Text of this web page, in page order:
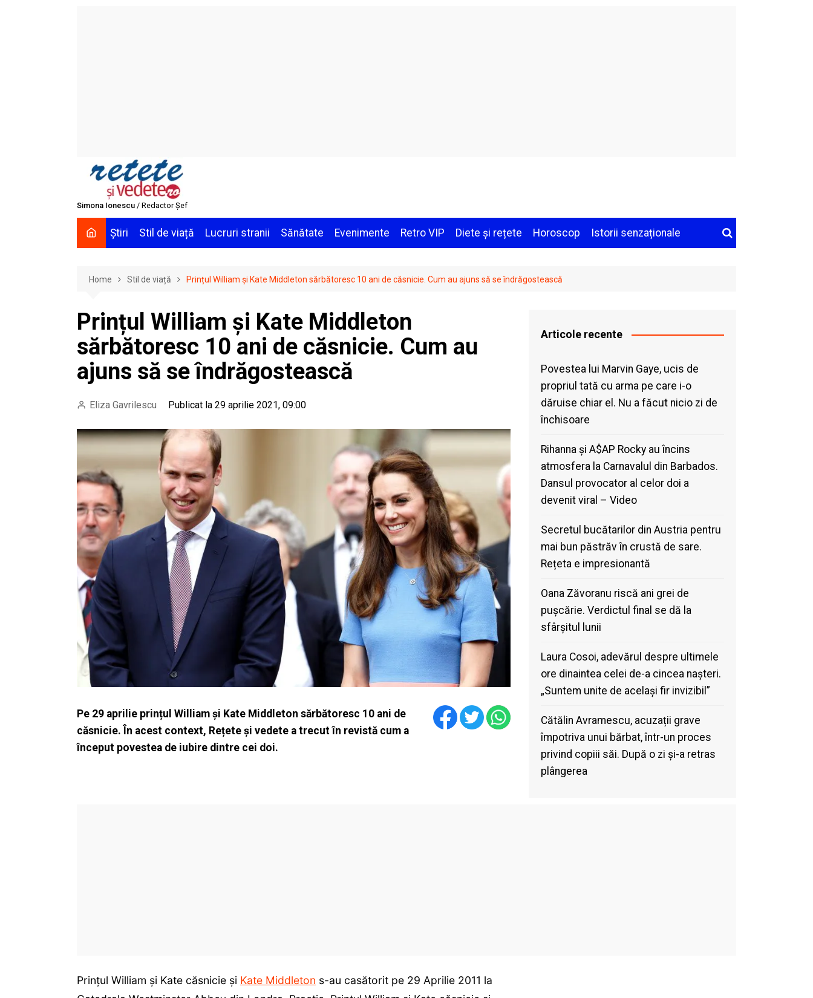
Simona Ionescu / Redactor Șef
Știri Stil de viață Lucruri stranii Sănătate Evenimente Retro VIP Diete și rețete Horoscop Istorii senzaționale
Home Stil de viață Prințul William și Kate Middleton sărbătoresc 10 ani de căsnicie. Cum au ajuns să se îndrăgostească
Prințul William și Kate Middleton
sărbătoresc 10 ani de căsnicie. Cum au
ajuns să se îndrăgostească
Eliza Gavrilescu Publicat la 29 aprilie 2021, 09:00
Pe 29 aprilie prințul William și Kate Middleton sărbătoresc 10 ani de
căsnicie. În acest context, Rețete și vedete a trecut în revistă cum a
început povestea de iubire dintre cei doi.
Articole recente
Povestea lui Marvin Gaye, ucis de
propriul tată cu arma pe care i-o
dăruise chiar el. Nu a făcut nicio zi de
închisoare
Rihanna și A$AP Rocky au încins
atmosfera la Carnavalul din Barbados.
Dansul provocator al celor doi a
devenit viral – Video
Secretul bucătarilor din Austria pentru
mai bun păstrăv în crustă de sare.
Rețeta e impresionantă
Oana Zăvoranu riscă ani grei de
pușcărie. Verdictul final se dă la
sfârșitul lunii
Laura Cosoi, adevărul despre ultimele
ore dinaintea celei de-a cincea nașteri.
„Suntem unite de același fir invizibil”
Cătălin Avramescu, acuzații grave
împotriva unui bărbat, într-un proces
privind copiii săi. După o zi și-a retras
plângerea
Prințul William și Kate căsnicie și Kate Middleton s-au casătorit pe 29 Aprilie 2011 la